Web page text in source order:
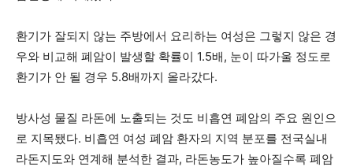
환기가 잘되지 않는 주방에서 요리하는 여성은 그렇지 않은 경
우와 비교해 폐암이 발생할 확률이 1.5배, 눈이 따가울 정도로
환기가 안 될 경우 5.8배까지 올라갔다.
방사성 물질 라돈에 노출되는 것도 비흡연 폐암의 주요 원인으
로 지목됐다. 비흡연 여성 폐암 환자의 지역 분포를 전국실내
라돈지도와 연계해 분석한 결과, 라돈농도가 높아질수록 폐암